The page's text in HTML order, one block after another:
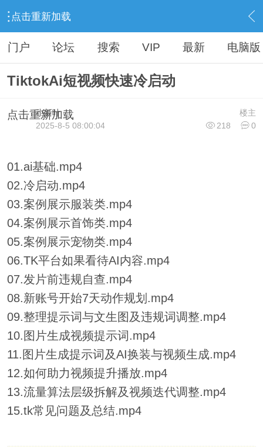
点击重新加载
› 小新叶网资源 加入VIP联系QQ:917164239 ›
抖音快手专区（VIP抖音专区）
内容
门户 论坛 搜索 VIP 最新 电脑版
TiktokAi短视频快速冷启动
点击重新加载 楼主
小新叶
218
0
2025-8-5 08:00:04
01.ai基础.mp4
02.冷启动.mp4
03.案例展示服装类.mp4
04.案例展示首饰类.mp4
05.案例展示宠物类.mp4
06.TK平台如果看待AI内容.mp4
07.发片前违规自查.mp4
08.新账号开始7天动作规划.mp4
09.整理提示词与文生图及违规词调整.mp4
10.图片生成视频提示词.mp4
11.图片生成提示词及AI换装与视频生成.mp4
12.如何助力视频提升播放.mp4
13.流量算法层级拆解及视频迭代调整.mp4
15.tk常见问题及总结.mp4